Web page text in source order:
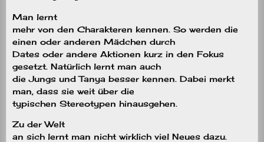
Man lernt
mehr von den Charakteren kennen. So werden die
einen oder anderen Mädchen durch
Dates oder andere Aktionen kurz in den Fokus
gesetzt. Natürlich lernt man auch
die Jungs und Tanya besser kennen. Dabei merkt
man, dass sie weit über die
typischen Stereotypen hinausgehen.
Zu der Welt
an sich lernt man nicht wirklich viel Neues dazu.